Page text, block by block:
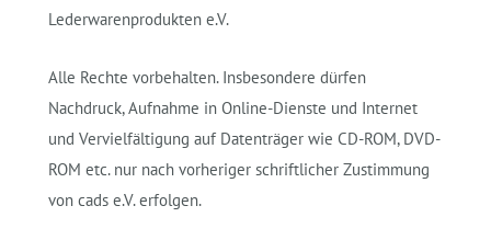
Lederwarenprodukten e.V.
Alle Rechte vorbehalten. Insbesondere dürfen
Nachdruck, Aufnahme in Online-Dienste und Internet
und Vervielfältigung auf Datenträger wie CD-ROM, DVD-
ROM etc. nur nach vorheriger schriftlicher Zustimmung
von cads e.V. erfolgen.